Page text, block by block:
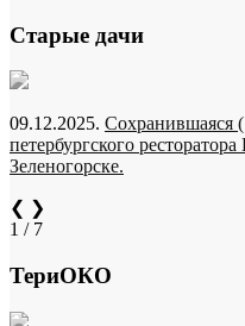
Старые дачи
09.12.2025. Сохранившаяся
петербургского
Зеленогорске.
❮ ❯
1 / 7
ТериОКО